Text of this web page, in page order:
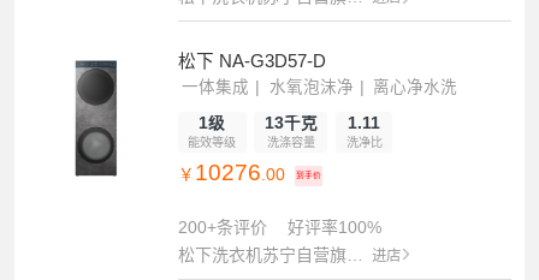
松下 NA-G3D57-D
一体集成 水氧泡沫净 离心净水洗
1级
能效等级
13千克
洗涤容量
1.11
洗净比
￥ 10276 .00 到手价
200+条评价
好评率100%
松下洗衣机苏宁自营旗舰店
进店